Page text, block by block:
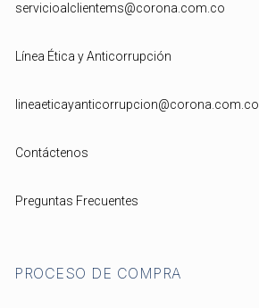
servicioalclientems@corona.com.co
Línea Ética y Anticorrupción
lineaeticayanticorrupcion@corona.com.co
Contáctenos
Preguntas Frecuentes
PROCESO DE COMPRA